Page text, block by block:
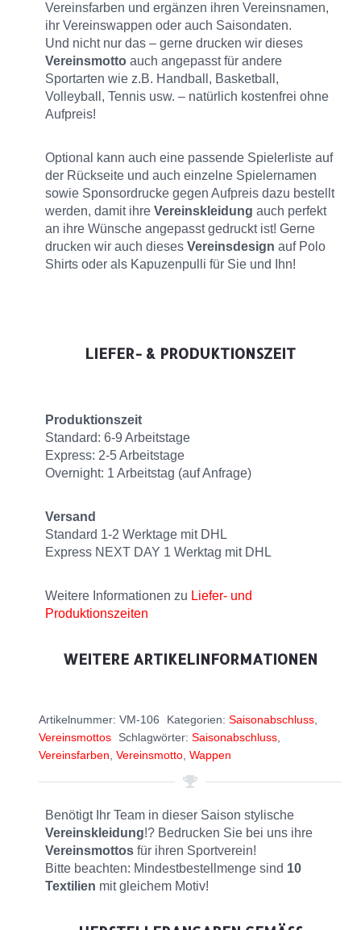
Vereinsfarben und ergänzen ihren Vereinsnamen,
ihr Vereinswappen oder auch Saisondaten.
Und nicht nur das – gerne drucken wir dieses
Vereinsmotto auch angepasst für andere
Sportarten wie z.B. Handball, Basketball,
Volleyball, Tennis usw. – natürlich kostenfrei ohne
Aufpreis!
Optional kann auch eine passende Spielerliste auf
der Rückseite und auch einzelne Spielernamen
sowie Sponsordrucke gegen Aufpreis dazu bestellt
werden, damit ihre Vereinskleidung auch perfekt
an ihre Wünsche angepasst gedruckt ist! Gerne
drucken wir auch dieses Vereinsdesign auf Polo
Shirts oder als Kapuzenpulli für Sie und Ihn!
LIEFER- & PRODUKTIONSZEIT
Produktionszeit
Standard: 6-9 Arbeitstage
Express: 2-5 Arbeitstage
Overnight: 1 Arbeitstag (auf Anfrage)
Versand
Standard 1-2 Werktage mit DHL
Express NEXT DAY 1 Werktag mit DHL
Weitere Informationen zu Liefer- und
Produktionszeiten
WEITERE ARTIKELINFORMATIONEN
Artikelnummer: VM-106 Kategorien: Saisonabschluss,
Vereinsmottos
Schlagwörter: Saisonabschluss,
Vereinsfarben Vereinsmotto Wappen
Benötigt Ihr Team in dieser Saison stylische
Vereinskleidung!? Bedrucken Sie bei uns ihre
Vereinsmottos für ihren Sportverein!
Bitte beachten: Mindestbestellmenge sind 10
Textilien mit gleichem Motiv!